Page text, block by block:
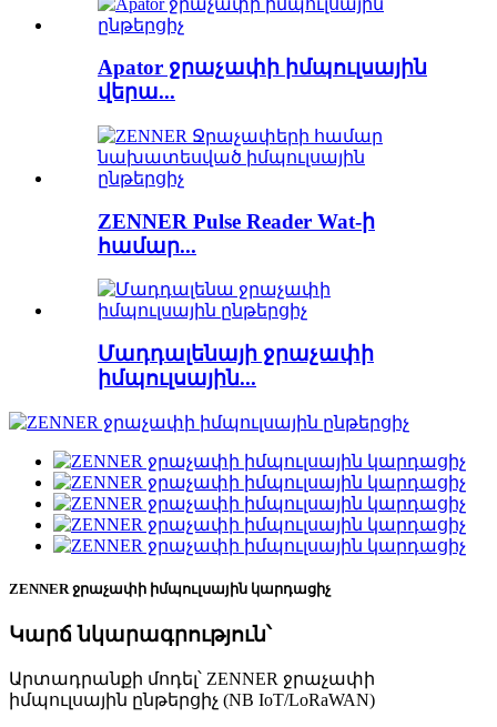
Apator ջրաչափի իմպուլսային
վերա...
ZENNER Pulse Reader Wat-ի
համար...
Մադդալենայի ջրաչափի
իմպուլսային...
ZENNER ջրաչափի իմպուլսային կարդացիչ
Կարճ նկարագրություն՝
Արտադրանքի մոդել՝ ZENNER ջրաչափի
իմպուլսային ընթերցիչ (NB IoT/LoRaWAN)